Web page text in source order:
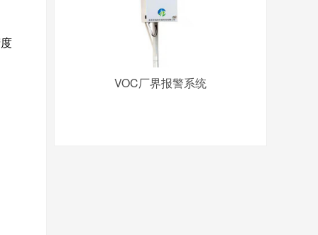
VOC厂界报警系统